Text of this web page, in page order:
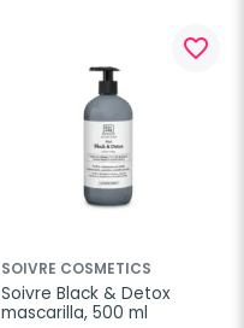
favorite_border
SOIVRE COSMETICS
Soivre Black & Detox
mascarilla, 500 ml